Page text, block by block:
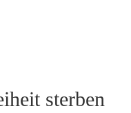
sterben